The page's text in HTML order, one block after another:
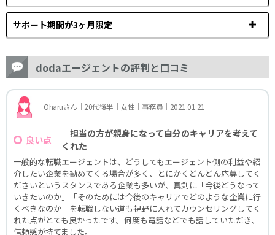
サポート期間が3ヶ月限定
dodaエージェントの評判と口コミ
Oharuさん｜20代後半｜女性｜事務員｜2021.01.21
良い点
｜担当の方が親身になって自分のキャリアを考えて
くれた
一般的な転職エージェントは、どうしてもエージェント側の利益や紹
介したい企業を勧めてくる場合が多く、とにかくどんどん応募してく
ださいというスタンスである企業も多いが、真剣に「今後どうなって
いきたいのか」「そのためには今後のキャリアでどのような企業に行
くべきなのか」を転職しない道も視野に入れてカウンセリングしてく
れた点がとても良かったです。何度も電話などでも話していただき、
信頼感が持てました。